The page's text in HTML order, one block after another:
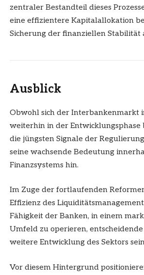
zentraler Bestandteil dieses
eine effizientere Kapitalallokation
Sicherung der finanziellen Stabilität
Ausblick
Obwohl sich der Interbankenmarkt
weiterhin in der Entwicklungsphase
die jüngsten Signale der
seine wachsende Bedeutung
Finanzsystems hin.
Im Zuge der fortlaufenden
Effizienz des
Fähigkeit der Banken, in einem
Umfeld zu operieren,
weitere Entwicklung des Sektors
Vor diesem Hintergrund